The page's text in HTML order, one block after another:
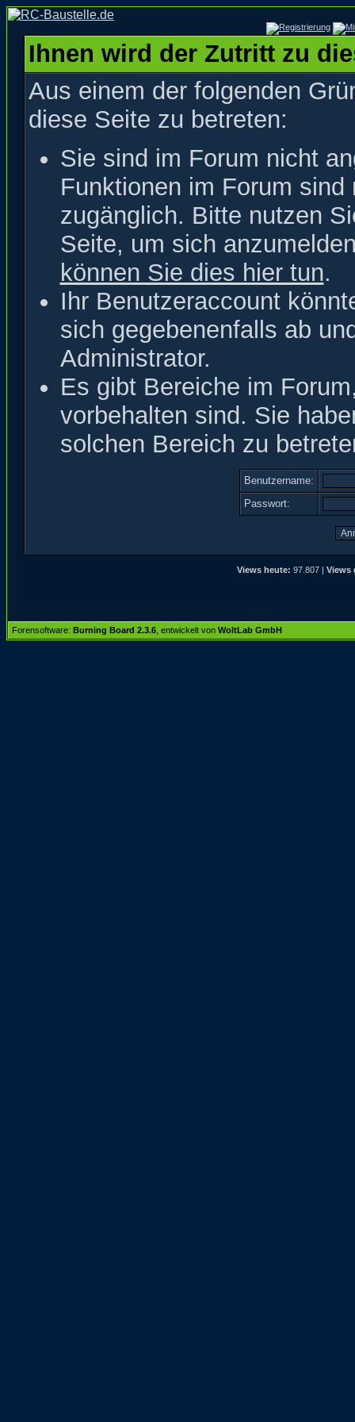
Ihnen wird der Zutritt zu
Aus einem der folgenden
diese Seite zu betreten:
Sie sind im Forum nicht
Funktionen im Forum
zugänglich. Bitte nutzen
Seite, um sich
können Sie dies hier tun.
Ihr Benutzeraccount
sich gegebenenfalls ab
Administrator.
Es gibt Bereiche im
vorbehalten sind. Sie
solchen Bereich zu
Benutzername:
Passwort:
Views heute: 97.807 | Views
Forensoftware: Burning Board 2.3.6 , entwickelt von WoltLab GmbH